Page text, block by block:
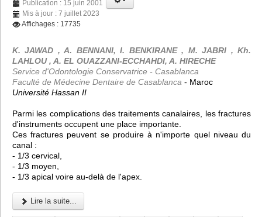
Publication : 15 juin 2001
Mis à jour : 7 juillet 2023
Affichages : 17735
K. JAWAD , A. BENNANI, I. BENKIRANE , M. JABRI , Kh.
LAHLOU , A. EL OUAZZANI-ECCHAHDI, A. HIRECHE
Service d'Odontologie Conservatrice - Casablanca
Faculté de Médecine Dentaire de Casablanca - Maroc
Université Hassan II
Parmi les complications des traitements canalaires, les fractures
d'instruments occupent une place importante.
Ces fractures peuvent se produire à n'importe quel niveau du
canal :
- 1/3 cervical,
- 1/3 moyen,
- 1/3 apical voire au-delà de l'apex.
Lire la suite...